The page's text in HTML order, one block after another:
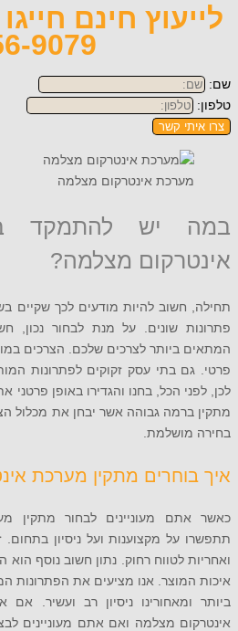
256-9079
קשר
אינטרקום מצלמה
יש להתמקד
מצלמה?
להיות מודעים לכך שקיים בשוק
שונים. על מנת לבחור נכון, חשוב
ביותר לצרכים שלכם. הצרכים במוסד
בתי עסק זקוקים לפתרונות המותאמים
הכל, בחנו והגדירו באופן פרטני את
גבוהה אשר יבחן את מכלול הצרכים
מתקין מערכת
מעוניינים לבחור מתקין מערכת
על מקצוענות ועל ניסיון בתחום. זאת
לטווח רחוק. נתון חשוב נוסף הוא המחיר,
אנו מציעים את הפתרונות
ניסיון רב ועשיר. אם אתם
מצלמה ואם אתם מעוניינים לבצע את